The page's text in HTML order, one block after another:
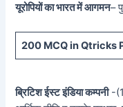
यूरोपियों का भारत में आगमन–
200 MCQ in Qtricks
ब्रिटिश ईस्ट इंडिया कम्पनी-